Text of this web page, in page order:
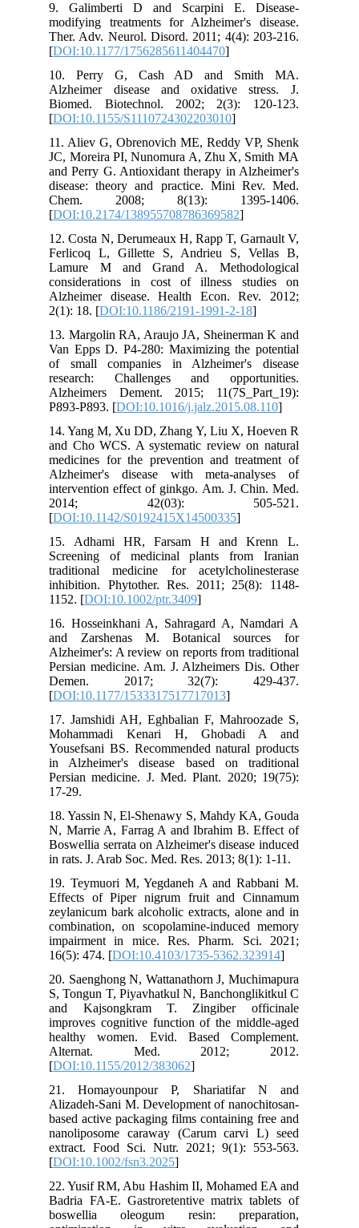
9. Galimberti D and Scarpini E. Disease-
modifying treatments for Alzheimer's disease.
Ther. Adv. Neurol. Disord. 2011; 4(4): 203-216.
[DOI:10.1177/1756285611404470
10. Perry G, Cash AD and Smith MA.
Alzheimer disease and oxidative stress. J.
Biomed. Biotechnol. 2002; 2(3): 120-123.
[DOI:10.1155/S1110724302203010
11. Aliev G, Obrenovich ME, Reddy VP, Shenk
JC, Moreira PI, Nunomura A, Zhu X, Smith MA
and Perry G. Antioxidant therapy in Alzheimer's
disease: theory and practice. Mini Rev. Med.
Chem. 2008; 8(13): 1395-1406.
[DOI:10.2174/138955708786369582
12. Costa N, Derumeaux H, Rapp T, Garnault V,
Ferlicoq L, Gillette S, Andrieu S, Vellas B,
Lamure M and Grand A. Methodological
considerations in cost of illness studies on
Alzheimer disease. Health Econ. Rev. 2012;
2(1): 18. [DOI:10.1186/2191-1991-2-18
13. Margolin RA, Araujo JA, Sheinerman K and
Van Epps D. P4‐280: Maximizing the potential
of small companies in Alzheimer's disease
research: Challenges and opportunities.
Alzheimers Dement. 2015; 11(7S_Part_19):
P893-P893. [DOI:10.1016/j.jalz.2015.08.110
14. Yang M, Xu DD, Zhang Y, Liu X, Hoeven R
and Cho WCS. A systematic review on natural
medicines for the prevention and treatment of
Alzheimer's disease with meta-analyses of
intervention effect of ginkgo. Am. J. Chin. Med.
2014; 42(03): 505-521.
[DOI:10.1142/S0192415X14500335
15. Adhami HR, Farsam H and Krenn L.
Screening of medicinal plants from Iranian
traditional medicine for acetylcholinesterase
inhibition. Phytother. Res. 2011; 25(8): 1148-
1152. [DOI:10.1002/ptr.3409
16. Hosseinkhani A, Sahragard A, Namdari A
and Zarshenas M. Botanical sources for
Alzheimer's: A review on reports from traditional
Persian medicine. Am. J. Alzheimers Dis. Other
Demen. 2017; 32(7): 429-437.
[DOI:10.1177/1533317517717013
17. Jamshidi AH, Eghbalian F, Mahroozade S,
Mohammadi Kenari H, Ghobadi A and
Yousefsani BS. Recommended natural products
in Alzheimer's disease based on traditional
Persian medicine. J. Med. Plant. 2020; 19(75):
17-29.
18. Yassin N, El-Shenawy S, Mahdy KA, Gouda
N, Marrie A, Farrag A and Ibrahim B. Effect of
Boswellia serrata on Alzheimer's disease induced
in rats. J. Arab Soc. Med. Res. 2013; 8(1): 1-11.
19. Teymuori M, Yegdaneh A and Rabbani M.
Effects of Piper nigrum fruit and Cinnamum
zeylanicum bark alcoholic extracts, alone and in
combination, on scopolamine-induced memory
impairment in mice. Res. Pharm. Sci. 2021;
16(5): 474. [DOI:10.4103/1735-5362.323914
20. Saenghong N, Wattanathorn J, Muchimapura
S, Tongun T, Piyavhatkul N, Banchonglikitkul C
and Kajsongkram T. Zingiber officinale
improves cognitive function of the middle-aged
healthy women. Evid. Based Complement.
Alternat. Med. 2012; 2012.
[DOI:10.1155/2012/383062
21. Homayounpour P, Shariatifar N and
Alizadeh‐Sani M. Development of nanochitosan‐
based active packaging films containing free and
nanoliposome caraway (Carum carvi L) seed
extract. Food Sci. Nutr. 2021; 9(1): 553-563.
[DOI:10.1002/fsn3.2025
22. Yusif RM, Abu Hashim II, Mohamed EA and
Badria FA-E. Gastroretentive matrix tablets of
boswellia oleogum resin: preparation,